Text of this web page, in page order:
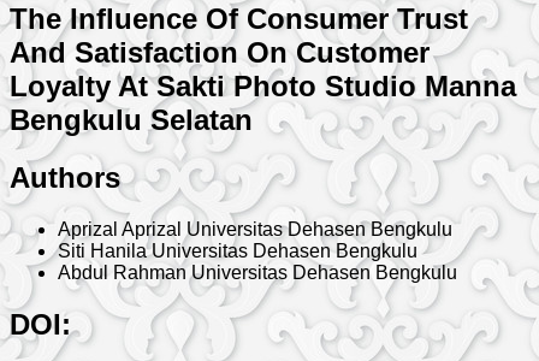
The Influence Of Consumer Trust
And Satisfaction On Customer
Loyalty At Sakti Photo Studio Manna
Bengkulu Selatan
Authors
Aprizal Aprizal Universitas Dehasen Bengkulu
Siti HanilaUniversitas Dehasen Bengkulu
Abdul RahmanUniversitas Dehasen Bengkulu
DOI: